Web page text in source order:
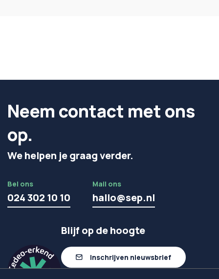
Neem contact met ons
op.
We helpen je graag verder.
Bel ons
024 302 10 10
Mail ons
hallo@sep.nl
Blijf op de hoogte
Inschrijven nieuwsbrief